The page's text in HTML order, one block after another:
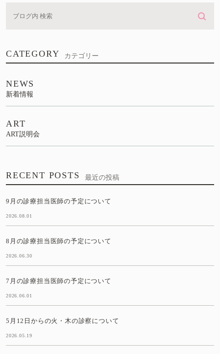
CATEGORY カテゴリー
NEWS
新着情報
ART
ART説明会
RECENT POSTS 最近の投稿
9月の診療担当医師の予定について
2026.08.01
8月の診療担当医師の予定について
2026.06.30
7月の診療担当医師の予定について
2026.06.01
5月12日からの火・木の診察について
2026.05.19